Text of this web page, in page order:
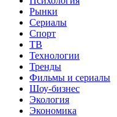
Рынки
Сериалы
Спорт
ТВ
Технологии
Тренды
Фильмы и сериалы
Шоу-бизнес
Экология
Экономика